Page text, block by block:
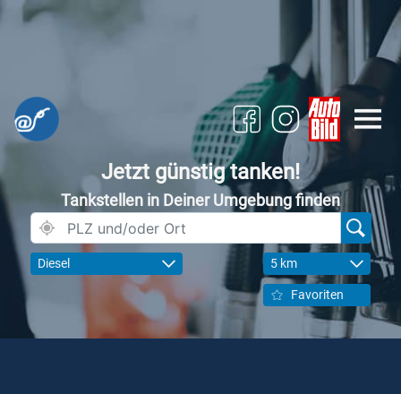
Jetzt günstig tanken!
Tankstellen in Deiner Umgebung finden
Diesel 5 km
Favoriten